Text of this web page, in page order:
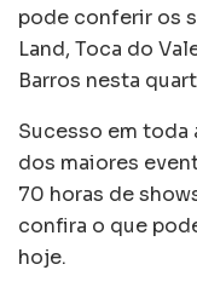
pode conferir os
Land, Toca do
Barros nesta
Sucesso em toda
dos maiores
70 horas de
confira o que
hoje.